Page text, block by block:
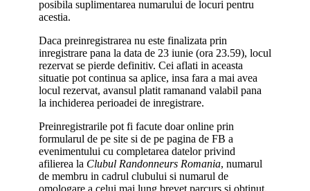
posibila suplimentarea numarului de locuri pentru
acestia.
Daca preinregistrarea nu este finalizata prin
inregistrare pana la data de 23 iunie (ora 23.59), locul
rezervat se pierde definitiv. Cei aflati in aceasta
situatie pot continua sa aplice, insa fara a mai avea
locul rezervat, avansul platit ramanand valabil pana
la inchiderea perioadei de inregistrare.
Preinregistrarile pot fi facute doar online prin
formularul de pe site si de pe pagina de FB a
evenimentului cu completarea datelor privind
afilierea la Clubul Randonneurs Romania, numarul
de membru in cadrul clubului si numarul de
omologare a celui mai lung brevet parcurs si obtinut.